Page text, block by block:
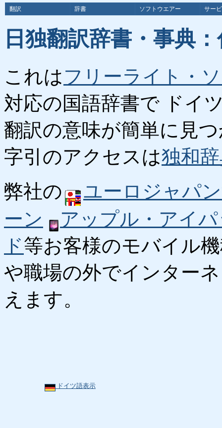
翻訳 辞書 ソフトウエアー サー
日独翻訳辞書・事典
これはフリーライト・
対応の国語辞書で ドイ
翻訳の意味が簡単に見
字引のアクセスは独和
弊社の
ユーロジャパ
ーン
アップル・アイ
ド等お客様のモバイル
や職場の外でインター
えます。
ドイツ語表示